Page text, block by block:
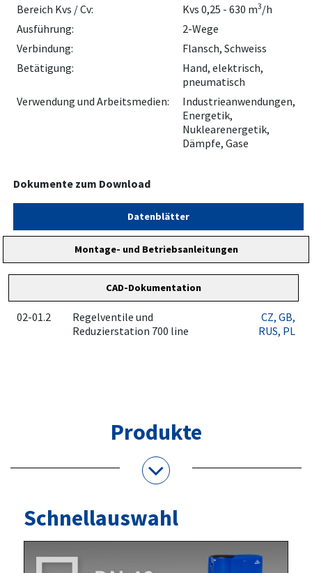
Bereich Kvs / Cv:
Kvs 0,25 - 630 m3/h
Ausführung:
2-Wege
Verbindung:
Flansch, Schweiss
Betätigung:
Hand, elektrisch,
pneumatisch
Verwendung und Arbeitsmedien:
Industrieanwendungen,
Energetik,
Nuklearenergetik,
Dämpfe, Gase
Dokumente zum Download
Datenblätter
Montage- und Betriebsanleitungen
CAD-Dokumentation
02-01.2
Regelventile und
Reduzierstation 700 line
CZ, GB,
RUS, PL
Produkte
Schnellauswahl